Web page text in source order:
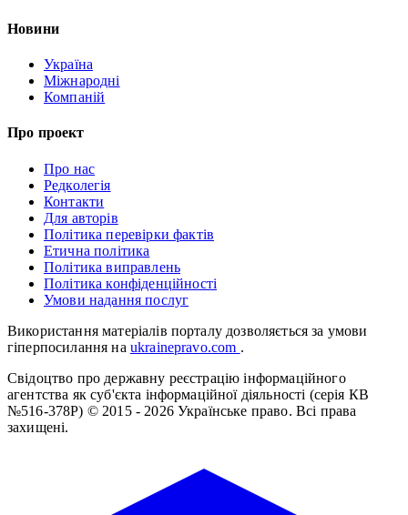
Новини
Україна
Міжнародні
Компаній
Про проект
Про нас
Редколегія
Контакти
Для авторів
Політика перевірки фактів
Етична політика
Політика виправлень
Політика конфіденційності
Умови надання послуг
Використання матеріалів порталу дозволяється за умови
гіперпосилання на ukrainepravo.com .
Свідоцтво про державну реєстрацію інформаційного
агентства як суб'єкта інформаційної діяльності (серія КВ
№516-378Р) © 2015 - 2026 Українське право. Всі права
захищені.